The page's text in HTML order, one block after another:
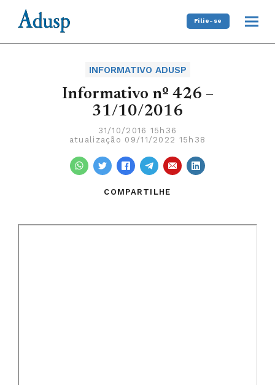
Filie-se
INFORMATIVO ADUSP
Informativo nº 426 –
31/10/2016
31/10/2016 15h36
atualização 09/11/2022 15h38
COMPARTILHE